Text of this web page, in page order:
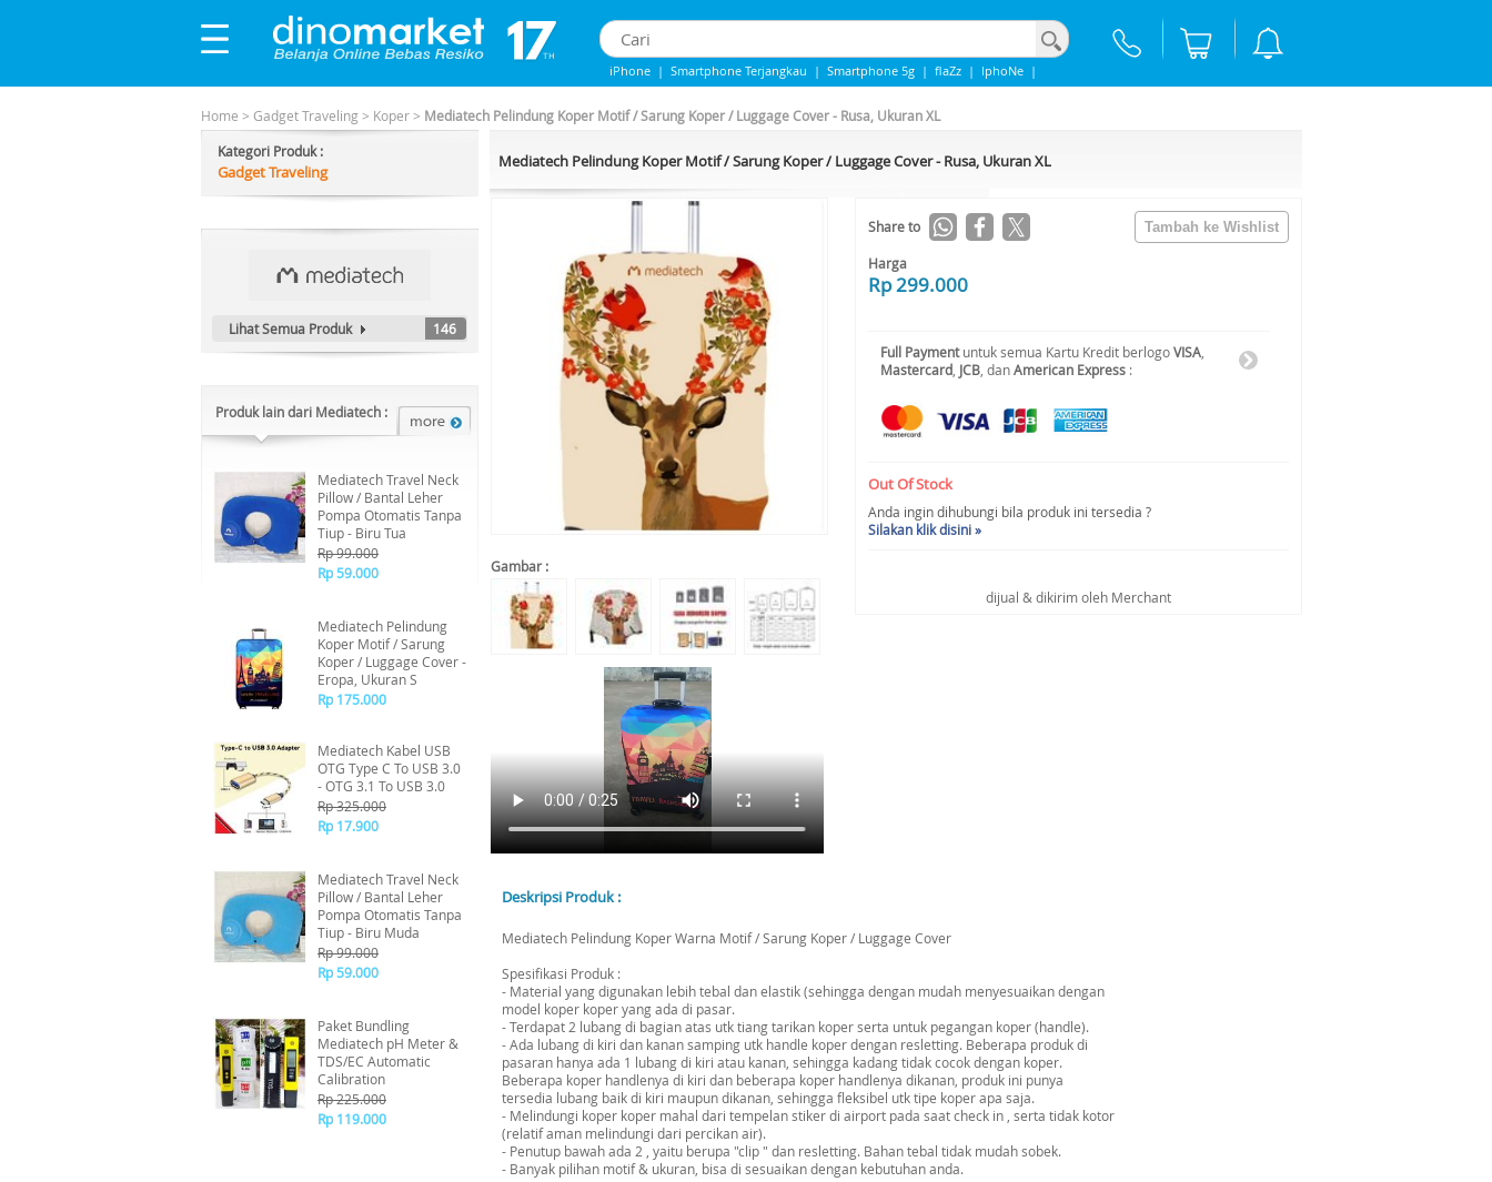
iPhone | Smartphone Terjangkau | Smartphone 5g | flaZz | IphoNe |
Home > Gadget Traveling> Koper> Mediatech Pelindung Koper Motif / Sarung Koper / Luggage Cover - Rusa, Ukuran XL
Kategori Produk :
Gadget Traveling
Lihat Semua Produk 146
Produk lain dari Mediatech :
Mediatech Travel Neck
Pillow / Bantal Leher
Pompa Otomatis Tanpa
Tiup - Biru Tua
Rp 99.000
Rp 59.000
Mediatech Pelindung
Koper Motif / Sarung
Koper / Luggage Cover -
Eropa, Ukuran S
Rp 175.000
Mediatech Kabel USB
OTG Type C To USB 3.0
- OTG 3.1 To USB 3.0
Rp 325.000
Rp 17.900
Mediatech Travel Neck
Pillow / Bantal Leher
Pompa Otomatis Tanpa
Tiup - Biru Muda
Rp 99.000
Rp 59.000
Paket Bundling
Mediatech pH Meter &
TDS/EC Automatic
Calibration
Rp 225.000
Rp 119.000
Mediatech Pelindung Koper Motif / Sarung Koper / Luggage Cover - Rusa, Ukuran XL
Gambar :
Share to
Harga
Rp 299.000
Full Paymentuntuk semua Kartu Kredit berlogoVISA
Mastercard JCB , danAmerican Express :
Out Of Stock
Anda ingin dihubungi bila produk ini tersedia ?
Silakan klik disini »
dijual & dikirim oleh Merchant
Deskripsi Produk :
Mediatech Pelindung Koper Warna Motif / Sarung Koper / Luggage Cover
Spesifikasi Produk :
- Material yang digunakan lebih tebal dan elastik (sehingga dengan mudah menyesuaikan dengan
model koper koper yang ada di pasar.
- Terdapat 2 lubang di bagian atas utk tiang tarikan koper serta untuk pegangan koper (handle).
- Ada lubang di kiri dan kanan samping utk handle koper dengan resletting. Beberapa produk di
pasaran hanya ada 1 lubang di kiri atau kanan, sehingga kadang tidak cocok dengan koper.
Beberapa koper handlenya di kiri dan beberapa koper handlenya dikanan, produk ini punya
tersedia lubang baik di kiri maupun dikanan, sehingga fleksibel utk tipe koper apa saja.
- Melindungi koper koper mahal dari tempelan stiker di airport pada saat check in , serta tidak kotor
(relatif aman melindungi dari percikan air).
- Penutup bawah ada 2 , yaitu berupa "clip " dan resletting. Bahan tebal tidak mudah sobek.
- Banyak pilihan motif & ukuran, bisa di sesuaikan dengan kebutuhan anda.